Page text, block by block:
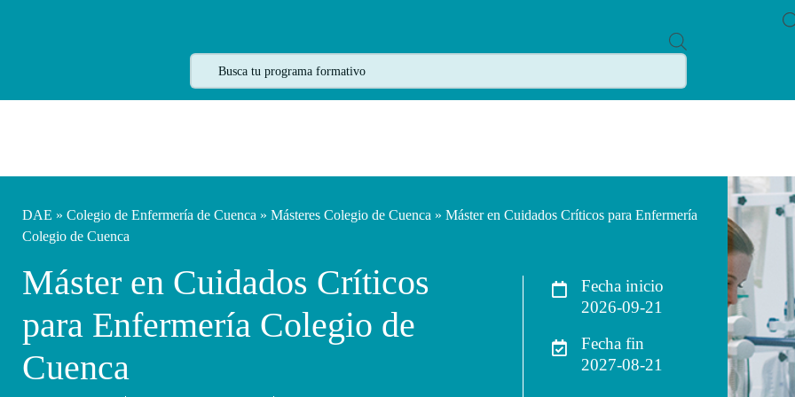
R
D
A
C
H
DAE » Colegio de Enfermería de Cuenca » Másteres Colegio de Cuenca » Máster en Cuidados Críticos para Enfermería
Colegio de Cuenca
Máster en Cuidados Críticos
para Enfermería Colegio de
Cuenca
Fecha inicio
2026-09-21
Fecha fin
2027-08-21